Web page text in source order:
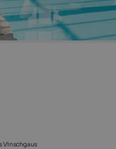
Vinschgaus